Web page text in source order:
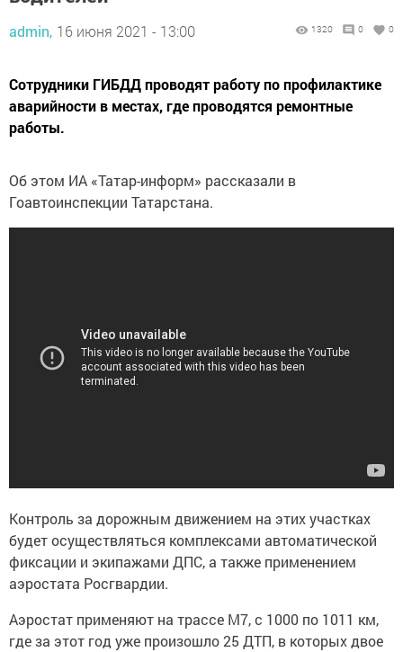
admin, 16 июня 2021 - 13:00 1320 0 0
Сотрудники ГИБДД проводят работу по профилактике
аварийности в местах, где проводятся ремонтные
работы.
Об этом ИА «Татар-информ» рассказали в
Гоавтоинспекции Татарстана.
Контроль за дорожным движением на этих участках
будет осуществляться комплексами автоматической
фиксации и экипажами ДПС, а также применением
аэростата Росгвардии.
Аэростат применяют на трассе М7, с 1000 по 1011 км,
где за этот год уже произошло 25 ДТП, в которых двое